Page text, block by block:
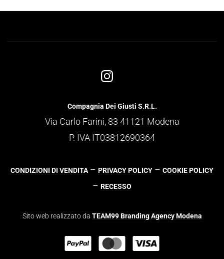
Compagnia Dei Giusti S.R.L.
Via Carlo Farini, 83 41121 Modena
P. IVA IT03812690364
CONDIZIONI DI VENDITA – PRIVACY POLICY – COOKIE POLICY
– RECESSO
Sito web realizzato da TEAM99 Branding Agency Modena